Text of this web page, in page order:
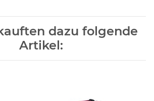
dazu folgende
Artikel: